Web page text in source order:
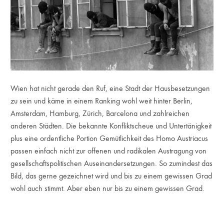
Wien hat nicht gerade den Ruf, eine Stadt der Hausbesetzungen
zu sein und käme in einem Ranking wohl weit hinter Berlin,
Amsterdam, Hamburg, Zürich, Barcelona und zahlreichen
anderen Städten. Die bekannte Konfliktscheue und Untertänigkeit
plus eine ordentliche Portion Gemütlichkeit des Homo Austriacus
passen einfach nicht zur offenen und radikalen Austragung von
gesellschaftspolitischen Auseinandersetzungen. So zumindest das
Bild, das gerne gezeichnet wird und bis zu einem gewissen Grad
wohl auch stimmt. Aber eben nur bis zu einem gewissen Grad.